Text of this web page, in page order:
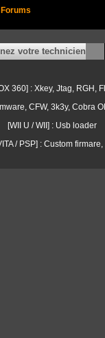
Forums
votre technicien
360] : Xkey, Jtag, RGH,
CFW, 3k3y, Cobra
[WII U / WII] : Usb loader
/ PSP] : Custom firmare,